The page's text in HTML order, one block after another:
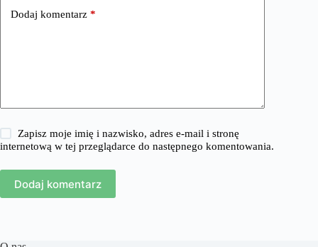
Dodaj komentarz *
Zapisz moje imię i nazwisko, adres e-mail i stronę
internetową w tej przeglądarce do następnego komentowania.
Dodaj komentarz